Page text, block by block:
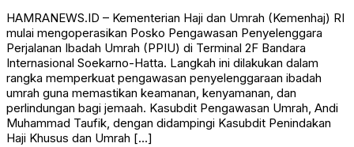
HAMRANEWS.ID – Kementerian Haji dan Umrah (Kemenhaj) RI
mulai mengoperasikan Posko Pengawasan Penyelenggara
Perjalanan Ibadah Umrah (PPIU) di Terminal 2F Bandara
Internasional Soekarno-Hatta. Langkah ini dilakukan dalam
rangka memperkuat pengawasan penyelenggaraan ibadah
umrah guna memastikan keamanan, kenyamanan, dan
perlindungan bagi jemaah. Kasubdit Pengawasan Umrah, Andi
Muhammad Taufik, dengan didampingi Kasubdit Penindakan
Haji Khusus dan Umrah […]